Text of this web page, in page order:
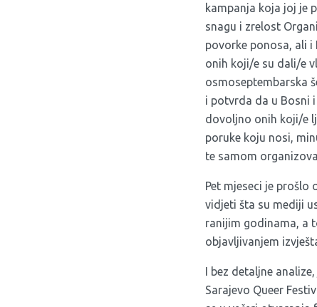
kampanja koja joj je
snagu i zrelost
povorke ponosa, ali i
onih koji/e su dali/e
osmoseptembarska
i potvrda da u Bosni
dovoljno onih koji/e
poruke koju nosi,
te samom
Pet mjeseci je
vidjeti šta su mediji
ranijim godinama, a
objavljivanjem
I bez detaljne
Sarajevo Queer